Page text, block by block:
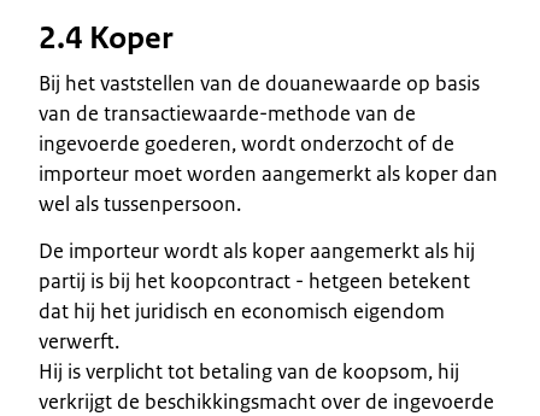
2.4 Koper
Bij het vaststellen van de douanewaarde op basis
van de transactiewaarde-methode van de
ingevoerde goederen, wordt onderzocht of de
importeur moet worden aangemerkt als koper dan
wel als tussenpersoon.
De importeur wordt als koper aangemerkt als hij
partij is bij het koopcontract - hetgeen betekent
dat hij het juridisch en economisch eigendom
verwerft.
Hij is verplicht tot betaling van de koopsom, hij
verkrijgt de beschikkingsmacht over de ingevoerde